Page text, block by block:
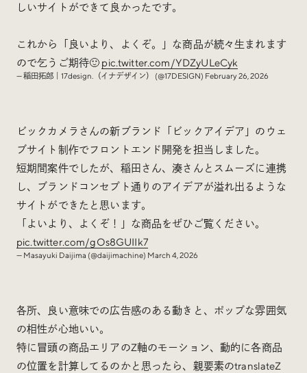
しいサイトができて良かったです。
これから「良いより、よくぞ。」な商品が続々生まれます
ので乞うご期待🙂 pic.twitter.com/YDZyULeCyk
— 稲田拓郎｜17design.（イナデザイン） (@17DESIGN) February 26, 2026
ビックカメラさんの新ブランド「ビックアイデア」のウェ
ブサイト制作でフロントエンド開発を担当しました。
短期間案件でしたが、稲田さん、湊さんとスムーズに連携
し、ブランドコンセプト通りのアイデアが溢れ出るような
サイトができたと思います。
「よいより、よくぞ！」な商品をぜひご覧ください。
pic.twitter.com/gOs8GUIIk7
— Masayuki Daijima (@daijimachine) March 4, 2026
各所、良い意味での広告感のある動きと、ポップな雰囲気
の相性が心地いい。
特に冒頭の商品エリアのZ軸のモーション、動的に各商品
の位置を計算してるのかと思ったら、親要素のtranslateZ